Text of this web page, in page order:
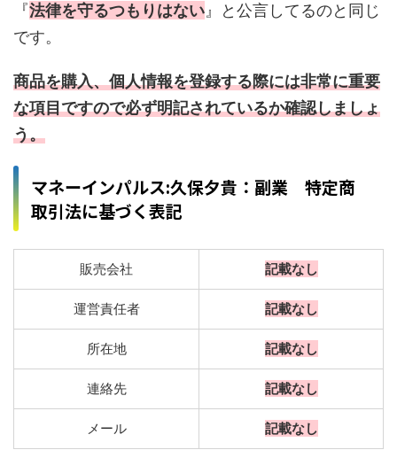
『法律を守るつもりはない』と公言してるのと同じ
です。
商品を購入、個人情報を登録する際には非常に重要
な項目ですので必ず明記されているか確認しましょ
う。
マネーインパルス:久保夕貴：副業 特定商
取引法に基づく表記
販売会社 記載なし
運営責任者 記載なし
所在地 記載なし
連絡先 記載なし
メール 記載なし